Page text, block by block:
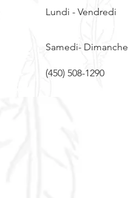
Lundi - Vendredi
Samedi- Dimanche
(450) 508-1290